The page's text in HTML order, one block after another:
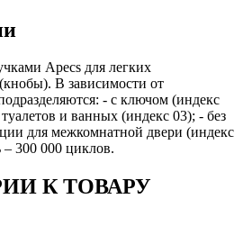
Apecs для легких
В зависимости от
- с ключом (индекс
и ванных (индекс 03); - без
для межкомнатной двери (индекс
– 300 000 циклов.
К ТОВАРУ